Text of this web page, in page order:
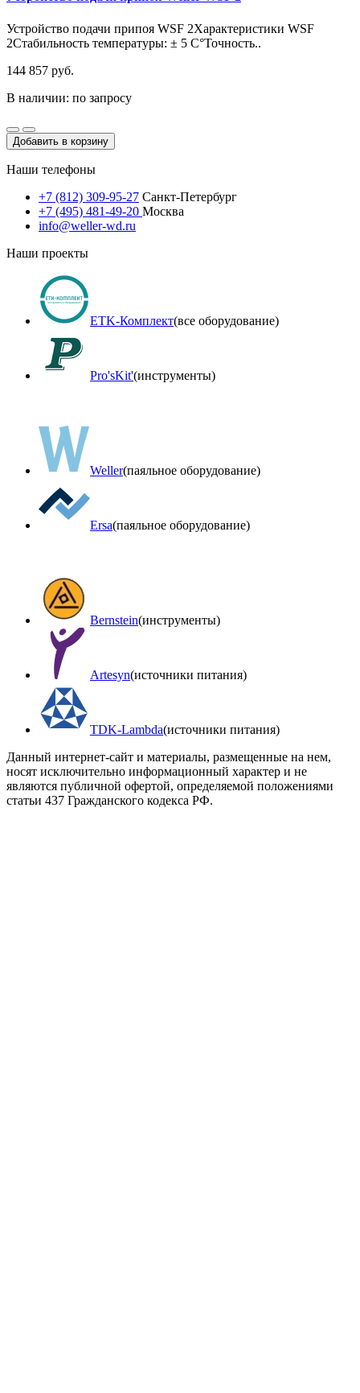
Устройство подачи припоя WSF 2Характеристики WSF
2Стабильность температуры: ± 5 С°Точность..
144 857 руб.
В наличии: по запросу
Добавить в корзину
Наши телефоны
+7 (812) 309-95-27 Санкт-Петербург
+7 (495) 481-49-20 Москва
info@weller-wd.ru
Наши проекты
ETK-Комплект(все оборудование)
Pro'sKit'(инструменты)
Weller(паяльное оборудование)
Ersa(паяльное оборудование)
Bernstein(инструменты)
Artesyn(источники питания)
TDK-Lambda(источники питания)
Данный интернет-сайт и материалы, размещенные на нем,
носят исключительно информационный характер и не
являются публичной офертой, определяемой положениями
статьи 437 Гражданского кодекса РФ.